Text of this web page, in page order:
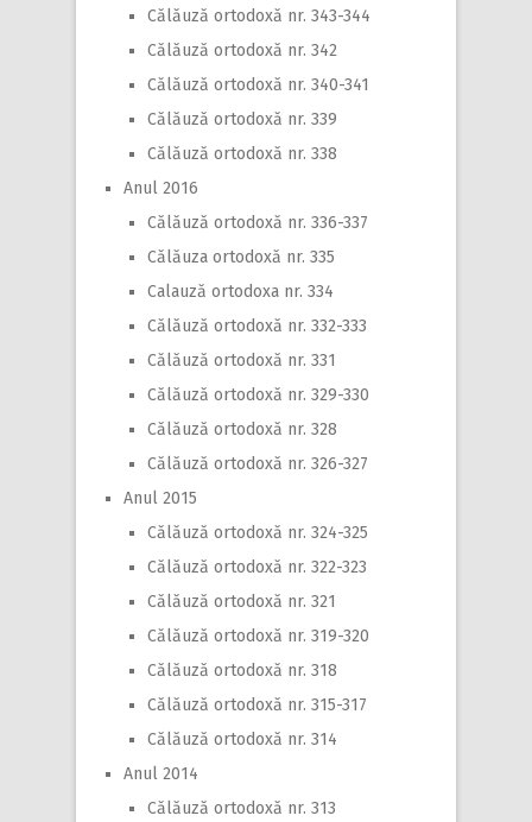
Călăuză ortodoxă nr. 343-344
Călăuză ortodoxă nr. 342
Călăuză ortodoxă nr. 340-341
Călăuză ortodoxă nr. 339
Călăuză ortodoxă nr. 338
Anul 2016
Călăuză ortodoxă nr. 336-337
Călăuza ortodoxă nr. 335
Calauză ortodoxa nr. 334
Călăuză ortodoxă nr. 332-333
Călăuză ortodoxă nr. 331
Călăuză ortodoxă nr. 329-330
Călăuză ortodoxă nr. 328
Călăuză ortodoxă nr. 326-327
Anul 2015
Călăuză ortodoxă nr. 324-325
Călăuză ortodoxă nr. 322-323
Călăuză ortodoxă nr. 321
Călăuză ortodoxă nr. 319-320
Călăuză ortodoxă nr. 318
Călăuză ortodoxă nr. 315-317
Călăuză ortodoxă nr. 314
Anul 2014
Călăuză ortodoxă nr. 313